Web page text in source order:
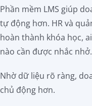
Phần mềm LMS giúp
tự động hơn. HR và
hoàn thành khóa học,
nào cần được nhắc nhở.
Nhờ dữ liệu rõ ràng,
chủ động hơn.